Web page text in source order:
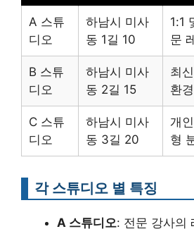
A 스튜
디오
하남시 미사
동 1길 10
1:1
문
B 스튜
디오
하남시 미사
동 2길 15
최
환
C 스튜
디오
하남시 미사
동 3길 20
개
형
각 스튜디오 별 특징
A 스튜디오: 전문 강사의